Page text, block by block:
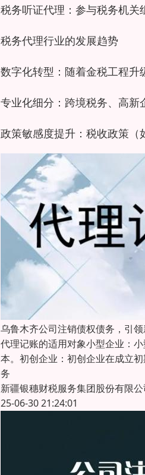
税务听证代理：参与税务机关
税务代理行业的发展趋势
数字化转型：随着金税工程升
专业化细分：跨境税务、高新
政策敏感度提升：税收政策（
乌鲁木齐公司注销债权债务，引
代理记账的适用对象小型企业：
本。初创企业：初创企业在成立
务
新疆银穗财税服务集团股份有限公
25-06-30 21:24:01